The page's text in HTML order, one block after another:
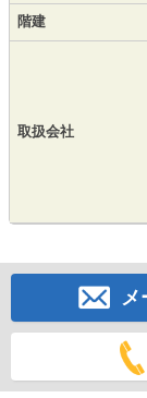
階建
取扱会社